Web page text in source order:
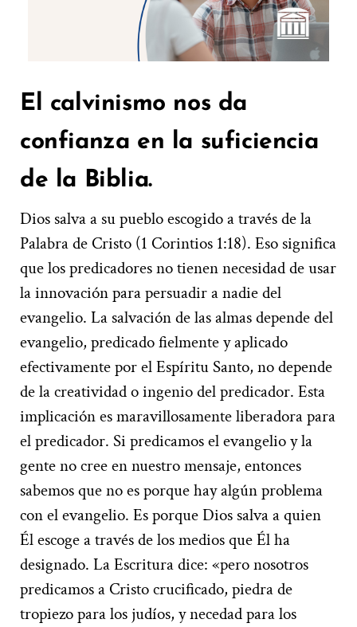
El calvinismo nos da
confianza en la suficiencia
de la Biblia.
Dios salva a su pueblo escogido a través de la
Palabra de Cristo (1 Corintios 1:18). Eso significa
que los predicadores no tienen necesidad de usar
la innovación para persuadir a nadie del
evangelio. La salvación de las almas depende del
evangelio, predicado fielmente y aplicado
efectivamente por el Espíritu Santo, no depende
de la creatividad o ingenio del predicador. Esta
implicación es maravillosamente liberadora para
el predicador. Si predicamos el evangelio y la
gente no cree en nuestro mensaje, entonces
sabemos que no es porque hay algún problema
con el evangelio. Es porque Dios salva a quien
Él escoge a través de los medios que Él ha
designado. La Escritura dice: «pero nosotros
predicamos a Cristo crucificado, piedra de
tropiezo para los judíos, y necedad para los